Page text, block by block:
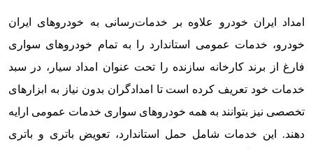
امداد ایران خودرو علاوه بر خدمات‌رسانی به خودروهای ایران
خودرو، خدمات عمومی استاندارد را به تمام خودروهای سواری
فارغ از برند کارخانه سازنده را تحت عنوان امداد سیار، در سبد
خدمات خود تعریف کرده است تا امدادگران بدون نیاز به ابزارهای
تخصصی نیز بتوانند به همه خودروهای سواری خدمات عمومی ارایه
دهند. این خدمات شامل حمل استاندارد، تعویض باتری و باتری